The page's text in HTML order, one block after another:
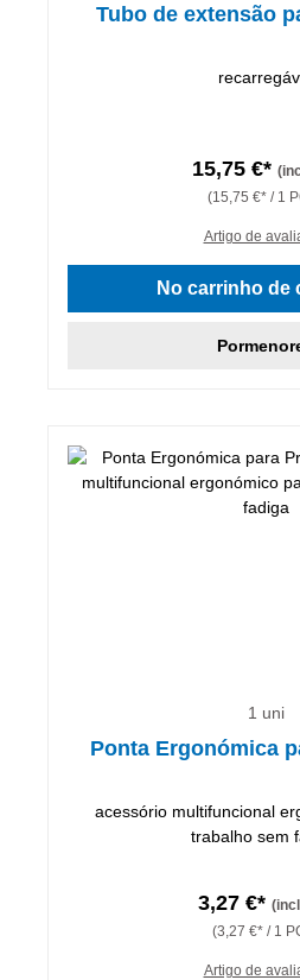
Tubo de extensão
15,75 €*
(15,75 €* / 1
Artigo de
No carrinho de
1 uni
Ponta Ergonómica
acessório multifuncional
trabalho sem
3,27 €*
(3,27 €* / 1
Artigo de